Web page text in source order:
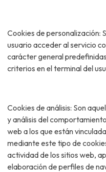
Cookies de personalización:
usuario acceder al servicio
carácter general
criterios en el terminal del
Cookies de análisis: Son
y análisis del
web a los que están
mediante este tipo de
actividad de los sitios web,
elaboración de perfiles de